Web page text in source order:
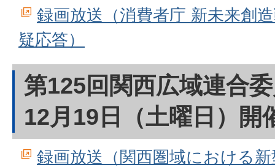
録画放送（消費者庁 新未来創
疑応答）
第125回関西広域連合
12月19日（土曜日）開
録画放送（関西圏域における